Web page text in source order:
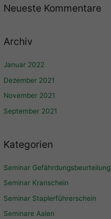
Neueste Kommentare
Archiv
Januar 2022
Dezember 2021
November 2021
September 2021
Kategorien
Seminar Gefährdungsbeurteilung
Seminar Kranschein
Seminar Staplerführerschein
Seminare Aalen